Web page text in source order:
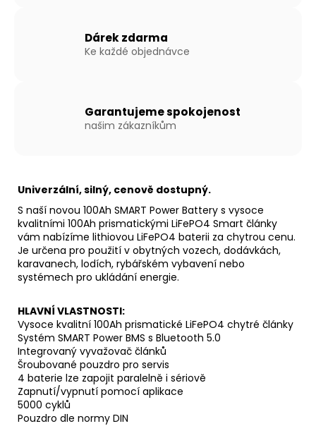
Dárek zdarma
Ke každé objednávce
Garantujeme spokojenost
našim zákazníkům
Univerzální, silný, cenově dostupný.
S naší novou 100Ah SMART Power Battery s vysoce
kvalitními 100Ah prismatickými LiFePO4 Smart články
vám nabízíme lithiovou LiFePO4 baterii za chytrou cenu.
Je určena pro použití v obytných vozech, dodávkách,
karavanech, lodích, rybářském vybavení nebo
systémech pro ukládání energie.
HLAVNÍ VLASTNOSTI:
Vysoce kvalitní 100Ah prismatické LiFePO4 chytré články
Systém SMART Power BMS s Bluetooth 5.0
Integrovaný vyvažovač článků
Šroubované pouzdro pro servis
4 baterie lze zapojit paralelně i sériově
Zapnutí/vypnutí pomocí aplikace
5000 cyklů
Pouzdro dle normy DIN